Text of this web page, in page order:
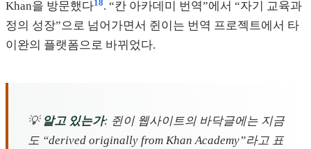
Khan을 방문했다18. “칸 아카데미 번역”에서 “자기 교육과
정의 성장”으로 넘어가면서 쥔이는 번역 프로젝트에서 타
이완의 플랫폼으로 바뀌었다.
💡 알고 있는가: 쥔이 웹사이트의 바닥글에는 지금
도 “derived originally from Khan Academy”라고 표